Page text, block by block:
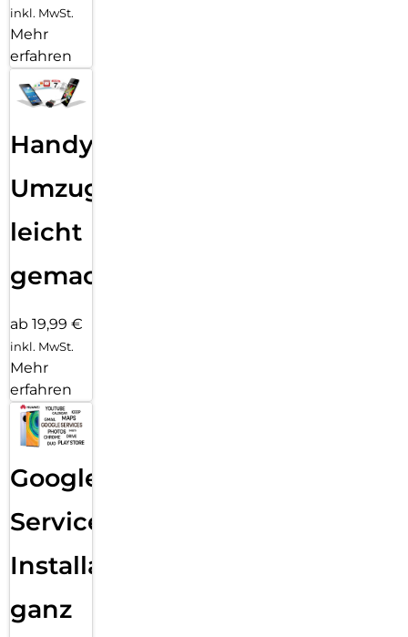
inkl. MwSt.
Mehr
erfahren
Handy
Umzug
leicht
gemacht!
ab 19,99 €
inkl. MwSt.
Mehr
erfahren
Google
Services
Installation
ganz